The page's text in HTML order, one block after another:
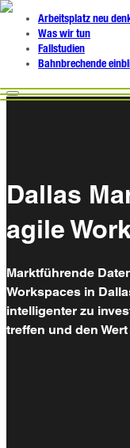
Arbeitsplatz neu
Was wir tun
Fallstudien
Bahnbrechende
Dallas
agile
Marktführende
Workspaces in
intelligenter zu
treffen und den